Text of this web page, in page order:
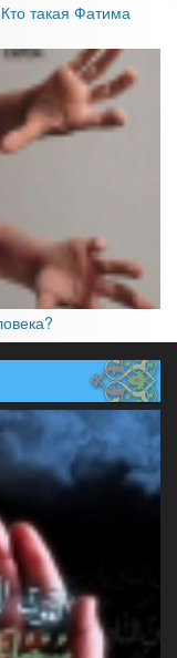
такая Фатима